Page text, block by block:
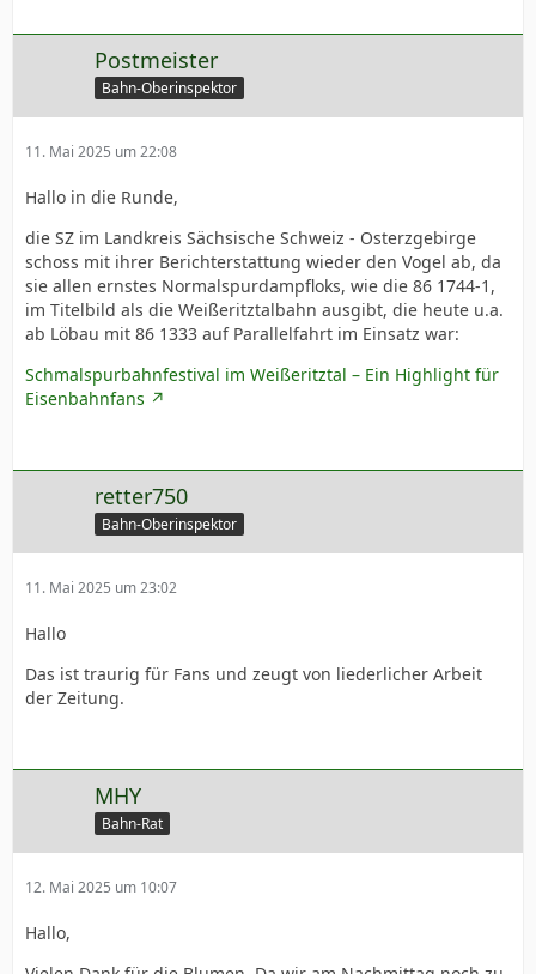
Postmeister
Bahn-Oberinspektor
11. Mai 2025 um 22:08
Hallo in die Runde,
die SZ im Landkreis Sächsische Schweiz - Osterzgebirge
schoss mit ihrer Berichterstattung wieder den Vogel ab, da
sie allen ernstes Normalspurdampfloks, wie die 86 1744-1,
im Titelbild als die Weißeritztalbahn ausgibt, die heute u.a.
ab Löbau mit 86 1333 auf Parallelfahrt im Einsatz war:
Schmalspurbahnfestival im Weißeritztal – Ein Highlight für
Eisenbahnfans
retter750
Bahn-Oberinspektor
11. Mai 2025 um 23:02
Hallo
Das ist traurig für Fans und zeugt von liederlicher Arbeit
der Zeitung.
MHY
Bahn-Rat
12. Mai 2025 um 10:07
Hallo,